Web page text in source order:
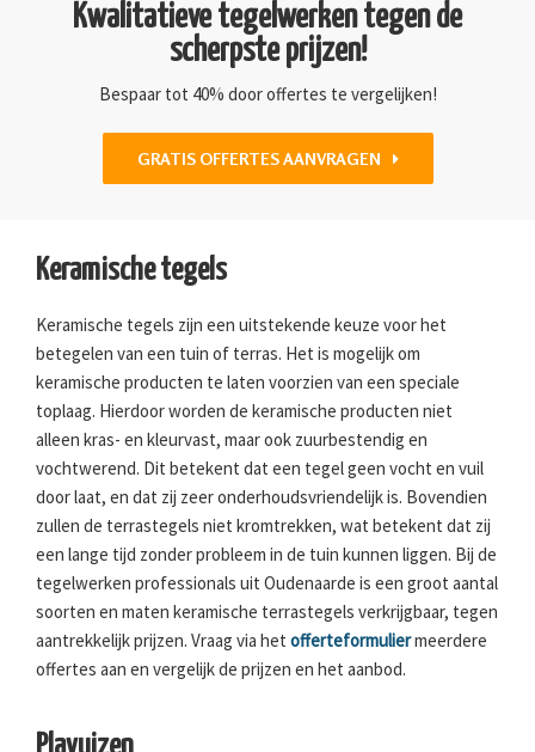
Kwalitatieve tegelwerken tegen de
scherpste prijzen!
Bespaar tot 40% door offertes te vergelijken!
GRATIS OFFERTES AANVRAGEN
Keramische tegels
Keramische tegels zijn een uitstekende keuze voor het
betegelen van een tuin of terras. Het is mogelijk om
keramische producten te laten voorzien van een speciale
toplaag. Hierdoor worden de keramische producten niet
alleen kras- en kleurvast, maar ook zuurbestendig en
vochtwerend. Dit betekent dat een tegel geen vocht en vuil
door laat, en dat zij zeer onderhoudsvriendelijk is. Bovendien
zullen de terrastegels niet kromtrekken, wat betekent dat zij
een lange tijd zonder probleem in de tuin kunnen liggen. Bij de
tegelwerken professionals uit Oudenaarde is een groot aantal
soorten en maten keramische terrastegels verkrijgbaar, tegen
aantrekkelijk prijzen. Vraag via het offerteformuliermeerdere
offertes aan en vergelijk de prijzen en het aanbod.